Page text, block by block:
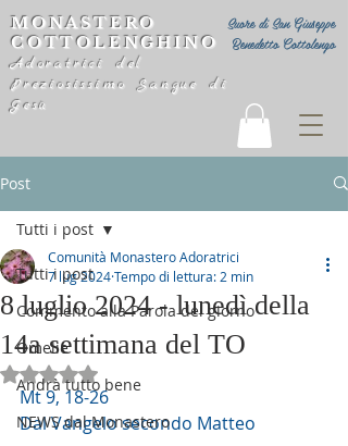
Suore di San Giuseppe
Benedetto Cottolengo
MONASTERO
COTTOLENGHINO
Adoratrici del
Preziosissimo Sangue di
Gesù
Post
Tutti i post
Commento alla Parola del giorno
Omelie
Andrà tutto bene
NEWS dal Monastero
Tutti i post
8 luglio 2024 - lunedì della
14a settimana del TO
Comunità Monastero Adoratrici
7 lug 2024Tempo di lettura: 2 min
Valutazione NaN stelle su 5.
Mt 9, 18-26
Dal Vangelo secondo Matteo